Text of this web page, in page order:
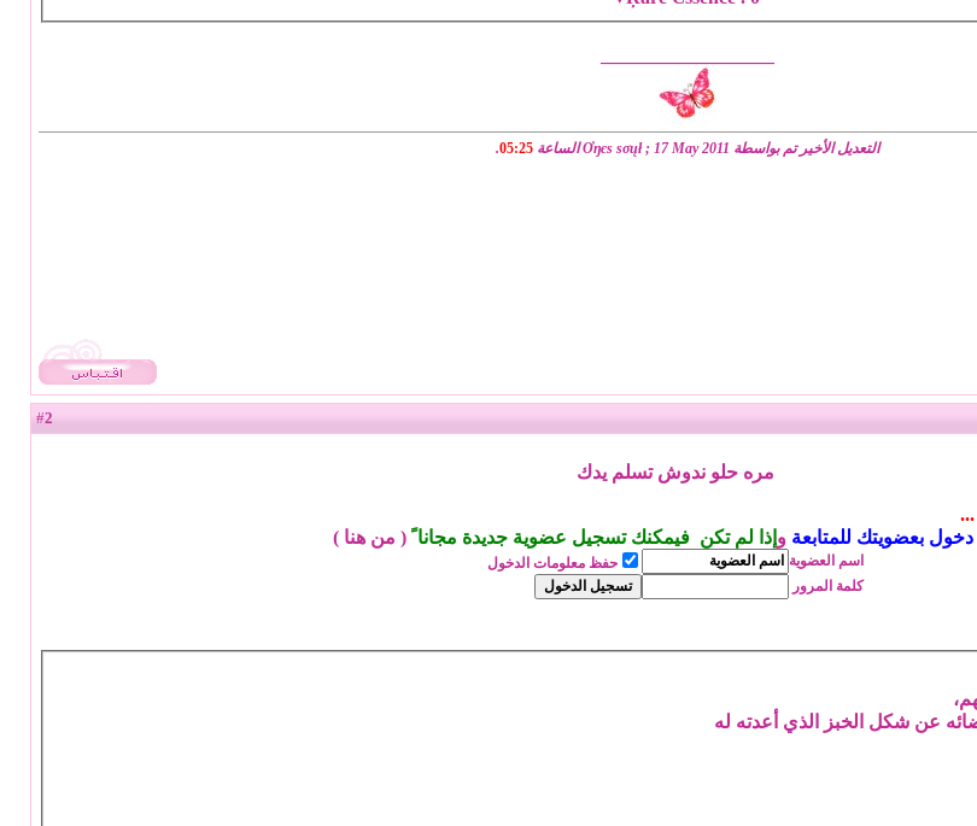
التعديل الأخير تم بواسطة Ơŋєѕ ѕσųł ; 17 May 2011 الساعة 05:25
.
2
مره حلو ندوش تسلم يدك
...
بعضويتك للمتابعة و إذا لم تكن فيمكنك تسجيل عضوية جديدة مجانا ً ( من هنا )
اسم العضوية
حفظ معلومات الدخول
كلمة المرور
عن شكل الخبز الذي أعدته له